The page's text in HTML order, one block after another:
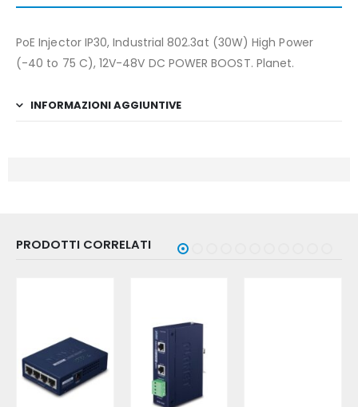
PoE Injector IP30, Industrial 802.3at (30W) High Power
(-40 to 75 C), 12V-48V DC POWER BOOST. Planet.
INFORMAZIONI AGGIUNTIVE
PRODOTTI CORRELATI